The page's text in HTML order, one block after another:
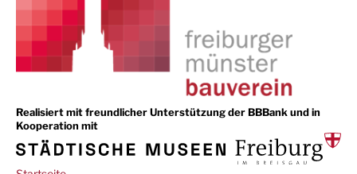
Realisiert mit freundlicher Unterstützung der BBBank und in
Kooperation mit